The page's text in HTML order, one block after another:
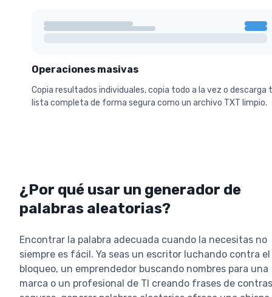
Operaciones masivas
Copia resultados individuales, copia todo a la vez o descarga
lista completa de forma segura como un archivo TXT limpio.
¿Por qué usar un generador de
palabras aleatorias?
Encontrar la palabra adecuada cuando la necesitas no
siempre es fácil. Ya seas un escritor luchando contra el
bloqueo, un emprendedor buscando nombres para una
marca o un profesional de TI creando frases de